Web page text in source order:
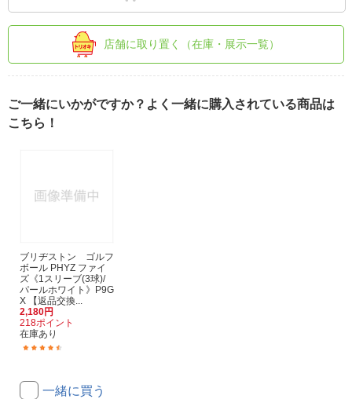
店舗に取り置く（在庫・展示一覧）
ご一緒にいかがですか？よく一緒に購入されている商品は
こちら！
ブリヂストン ゴルフ
ボール PHYZ ファイ
ズ《1スリーブ(3球)/
パールホワイト》P9G
X 【返品交換...
2,180円
218ポイント
在庫あり
一緒に買う